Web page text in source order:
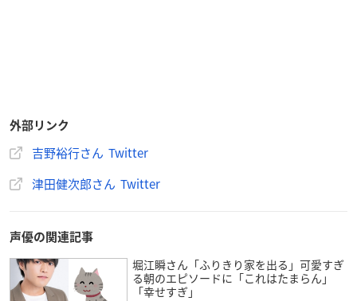
外部リンク
吉野裕行さん Twitter
津田健次郎さん Twitter
声優の関連記事
堀江瞬さん「ふりきり家を出る」可愛すぎ
る朝のエピソードに「これはたまらん」
「幸せすぎ」